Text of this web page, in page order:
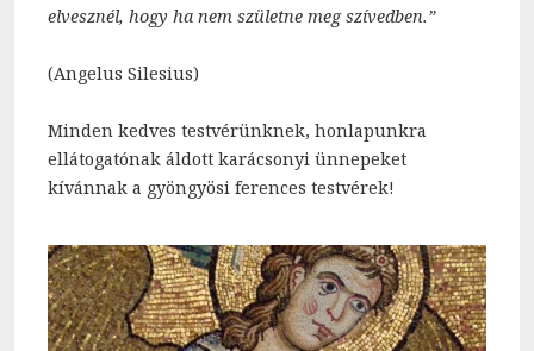
elvesznél, hogy ha nem születne meg szívedben.”
(Angelus Silesius)
Minden kedves testvérünknek, honlapunkra
ellátogatónak áldott karácsonyi ünnepeket
kívánnak a gyöngyösi ferences testvérek!